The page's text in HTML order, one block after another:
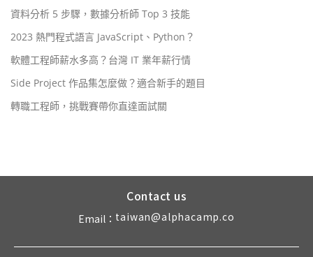
資料分析 5 步驟，數據分析師 Top 3 技能
2023 熱門程式語言 JavaScript、Python？
軟體工程師薪水多高？台灣 IT 業年薪行情
Side Project 作品集怎麼做？適合新手的題目
轉職工程師，挑戰賽帶你直達面試關
Contact us
Email： taiwan@alphacamp.co